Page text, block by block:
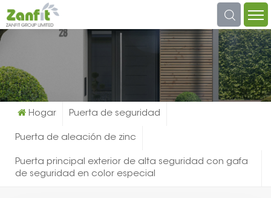
Hogar Puerta de seguridad
Puerta de aleación de zinc
Puerta principal exterior de alta seguridad con gafa
de seguridad en color especial